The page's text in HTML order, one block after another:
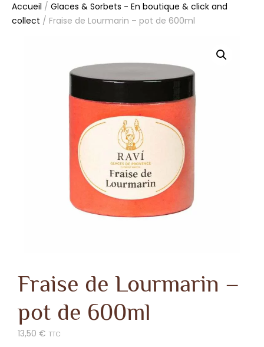
Accueil / Glaces & Sorbets - En boutique & click and
collect / Fraise de Lourmarin – pot de 600ml
Fraise de Lourmarin –
pot de 600ml
13,50 € TTC